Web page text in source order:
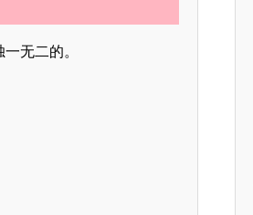
无二的。